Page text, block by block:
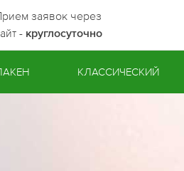
заявок через
- круглосуточно
КЛАССИЧЕСКИЙ